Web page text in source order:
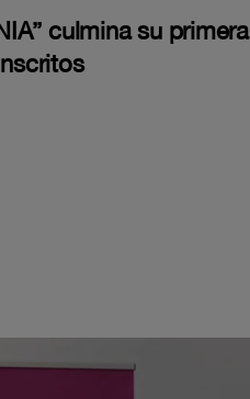
culmina su primera